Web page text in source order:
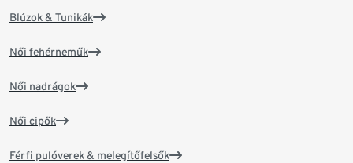
Blúzok & Tunikák
Női fehérneműk
Női nadrágok
Női cipők
Férfi pulóverek & melegítőfelsők